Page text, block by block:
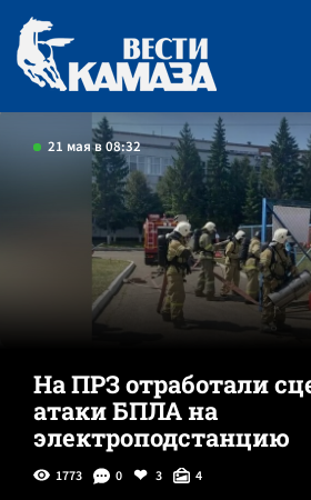
21 мая в 08:32
На ПРЗ отработали
атаки БПЛА на
электроподстанцию
1773 0 3 4